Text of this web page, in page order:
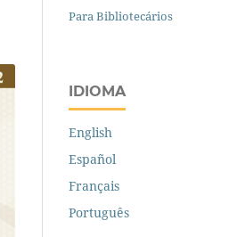
Para Bibliotecários
IDIOMA
English
Español
Français
Português